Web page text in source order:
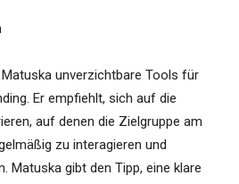
unverzichtbare Tools für
Er empfiehlt, sich auf die
auf denen die Zielgruppe am
zu interagieren und
Matuska gibt den Tipp, eine klare